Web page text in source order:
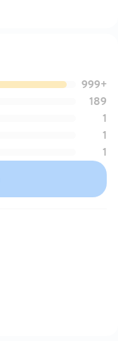
999+
189
1
1
1